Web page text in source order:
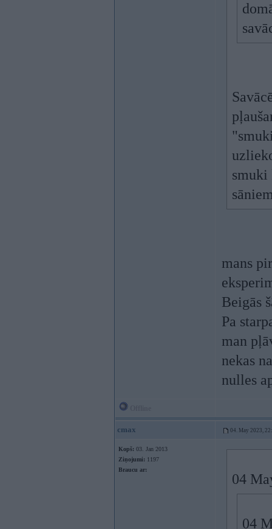
smuki
mans
Beigās
Pa
man
nekas
nulles
cmax 04. May 2023,
Kopš: 03. Jan 2013
Ziņojumi: 1197
Braucu ar:
04
04